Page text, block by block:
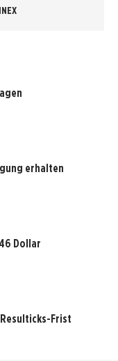
erhalten
Dollar
Frist